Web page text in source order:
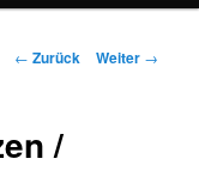
Beitrags-
← Zurück Weiter →
/